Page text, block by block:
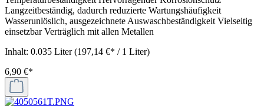
Langzeitbeständig, dadurch reduzierte Wartungshäufigkeit
Wasserunlöslich, ausgezeichnete Auswaschbeständigkeit Vielseitig
einsetzbar Verträglich mit allen Metallen
Inhalt: 0.035 Liter(197,14 €* / 1 Liter)
6,90 €*